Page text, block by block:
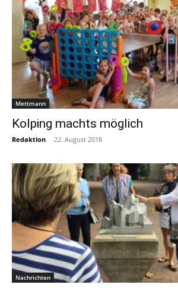
Mettmann
Kolping machts möglich
Redaktion - 22. August 2018
Nachrichten